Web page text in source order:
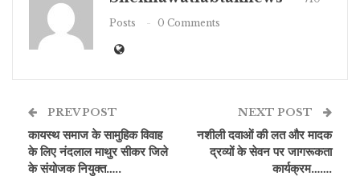
Posts
0 Comments
PREV POST
कायस्थ समाज के सामुहिक विवाह
के लिए नंदलाल माथुर सीकर जिले
के संयोजक नियुक्त…..
NEXT POST
नशीली दवाओं की लत और मादक
द्रव्यों के सेवन पर जागरूकता
कार्यक्रम…….